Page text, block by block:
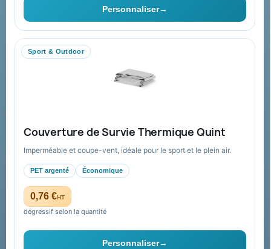
Personnaliser→
Sport & Outdoor
Couverture de Survie Thermique Quint
Imperméable et coupe-vent, idéale pour le sport et le plein air.
PET argenté Économique
0,76 €HT
dégressif selon la quantité
Personnaliser→
Livraison
FAQ sur Promenoch Goodies Pub France
Conditions de retour
Paiement sécurisé
Plan du site
Contact & devis